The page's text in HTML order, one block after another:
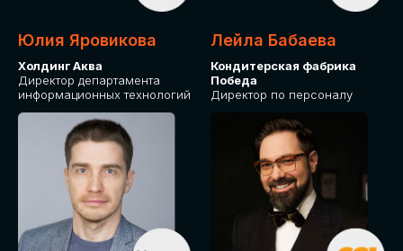
Юлия Яровикова
Холдинг Аква
Директор департамента
информационных технологий
Лейла Бабаева
Кондитерская фабрика
Победа
Директор по персоналу